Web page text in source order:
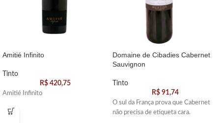
Amitié Infinito
Tinto
R$420,75
Amitié Infinito
Domaine de Cibadies Cabernet
Sauvignon
Tinto
R$91,74
O sul da França prova que Cabernet
não precisa de etiqueta cara.